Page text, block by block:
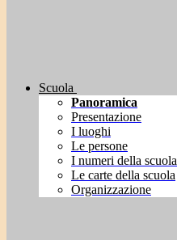
Scuola
Panoramica
Presentazione
I luoghi
Le persone
I numeri della scuola
Le carte della scuola
Organizzazione